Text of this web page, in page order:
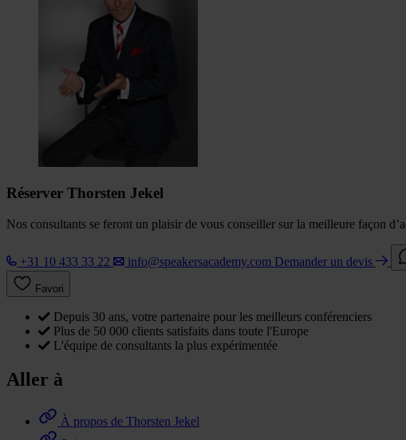
Réserver Thorsten Jekel
Nos consultants se feront un plaisir de vous conseiller sur la meilleure façon
+31 10 433 33 22 info@speakersacademy.com Demander un devis
Favori
Depuis 30 ans, votre partenaire pour les meilleurs conférenciers
Plus de 50 000 clients satisfaits dans toute l'Europe
L'équipe de consultants la plus expérimentée
Aller à
À propos de Thorsten Jekel